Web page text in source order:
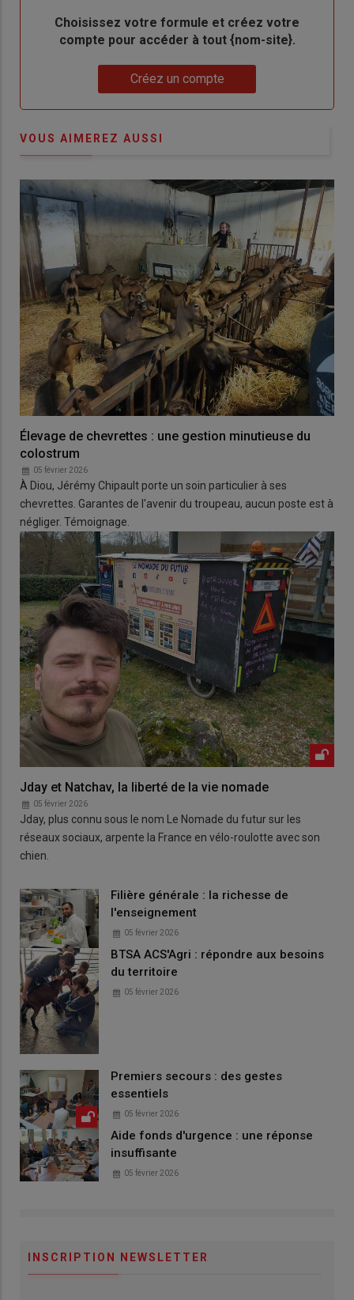
BodyChoisissez votre formule et créez votre
compte pour accéder à tout {nom-site}.
Créez un compte
VOUS AIMEREZ AUSSI
Élevage de chevrettes : une gestion minutieuse du
colostrum
05 février 2026
À Diou, Jérémy Chipault porte un soin particulier à ses
chevrettes. Garantes de l'avenir du troupeau, aucun poste est à
négliger. Témoignage.
Jday et Natchav, la liberté de la vie nomade
05 février 2026
Jday, plus connu sous le nom Le Nomade du futur sur les
réseaux sociaux, arpente la France en vélo-roulotte avec son
chien.
Filière générale : la richesse de
l'enseignement
05 février 2026
BTSA ACS'Agri : répondre aux besoins
du territoire
05 février 2026
Premiers secours : des gestes
essentiels
05 février 2026
Aide fonds d'urgence : une réponse
insuffisante
05 février 2026
INSCRIPTION NEWSLETTER